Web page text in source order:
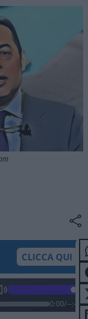
CLICCA QUI
0:00/--:--